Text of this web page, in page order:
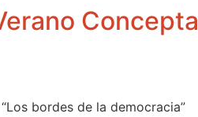
Concepta
bordes de la democracia”